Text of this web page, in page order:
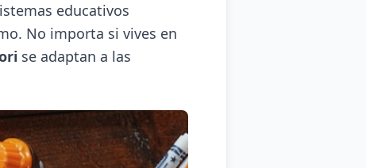
educativos
No importa si vives en
se adaptan a las